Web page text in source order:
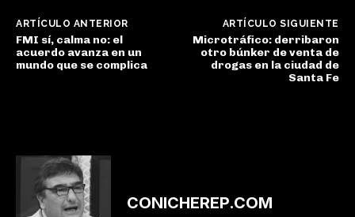
ARTÍCULO ANTERIOR
FMI sí, calma no: el
acuerdo avanza en un
mundo que se complica
ARTÍCULO SIGUIENTE
Microtráfico: derribaron
otro búnker de venta de
drogas en la ciudad de
Santa Fe
CONICHEREP.COM